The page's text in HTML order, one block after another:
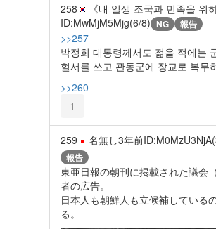
258 《내 일생 조국과 민족을 위
ID:MwMjM5Mjg(6/8) NG 報告
>>257
박정희 대통령께서도 젊을 적에는
혈서를 쓰고 관동군에 장교로 복무
>>260
1
259 名無し3年前
報告
東亜日報の朝刊に掲載された議会
者の広告。
日本人も朝鮮人も立候補している
る。